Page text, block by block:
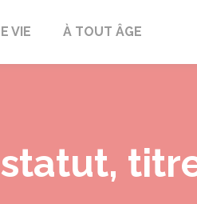
VIE À TOUT ÂGE